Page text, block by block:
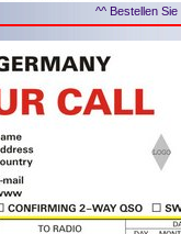
^^ Bestellen Sie